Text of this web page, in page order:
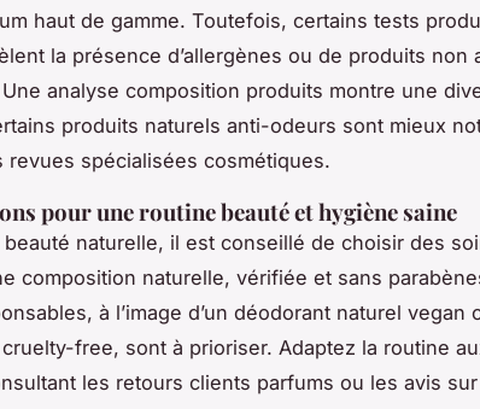
haut de gamme. Toutefois, certains tests
la présence d’allergènes ou de produits non
analyse composition produits montre une
produits naturels anti-odeurs sont mieux
revues spécialisées cosmétiques.
pour une routine beauté et hygiène saine
naturelle, il est conseillé de choisir des
composition naturelle, vérifiée et sans
à l’image d’un déodorant naturel vegan
free, sont à prioriser. Adaptez la routine
les retours clients parfums ou les avis